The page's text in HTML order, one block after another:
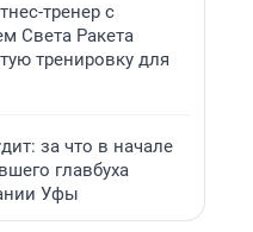
тренер с
Света Ракета
тренировку для
за что в начале
главбуха
Уфы